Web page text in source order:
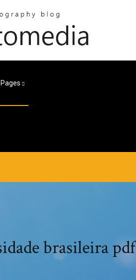
Pages
brasileira pdf